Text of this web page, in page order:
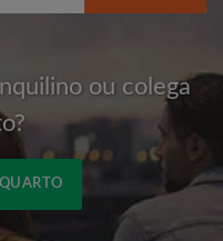
ou colega